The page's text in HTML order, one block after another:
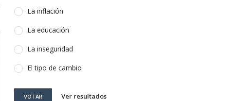
La inflación
La educación
La inseguridad
El tipo de cambio
VOTAR Ver resultados